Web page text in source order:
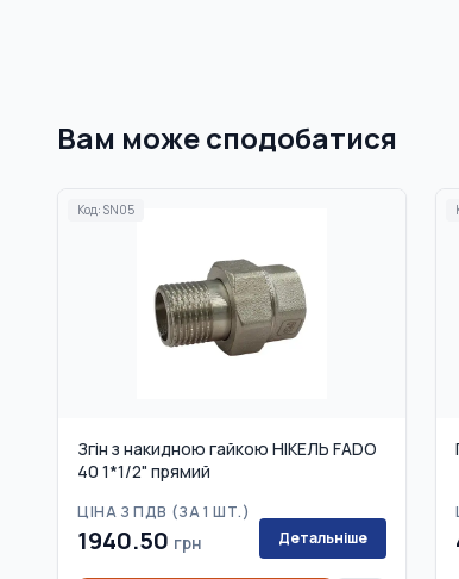
Вам може сподобатися
Код: SN05
Згін з накидною гайкою НІКЕЛЬ FADO
40 1*1/2" прямий
ЦІНА З ПДВ (ЗА 1 ШТ.)
1940.50 грн Детальніше